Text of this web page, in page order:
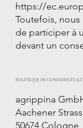
https://
Toutefois,
de participer à
devant un
POLITIQUE DE
agrippina
Aachener
50674 Cologne